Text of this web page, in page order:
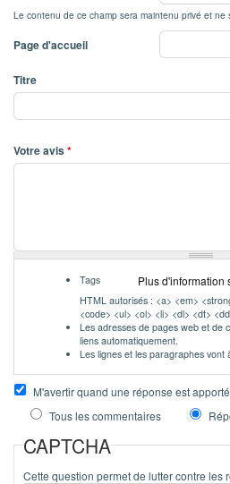
Le contenu de ce champ sera maintenu privé et ne
Page d'accueil
Titre
Votre avis*
Plus d'information
Tags
HTML autorisés : <a> <em>
<code> <ul> <ol> <li> <dl> <dt>
Les adresses de pages web et de
liens automatiquement.
Les lignes et les paragraphes vont
M'avertir quand une réponse est
Tous les commentaires
CAPTCHA
Cette question permet de lutter contre les